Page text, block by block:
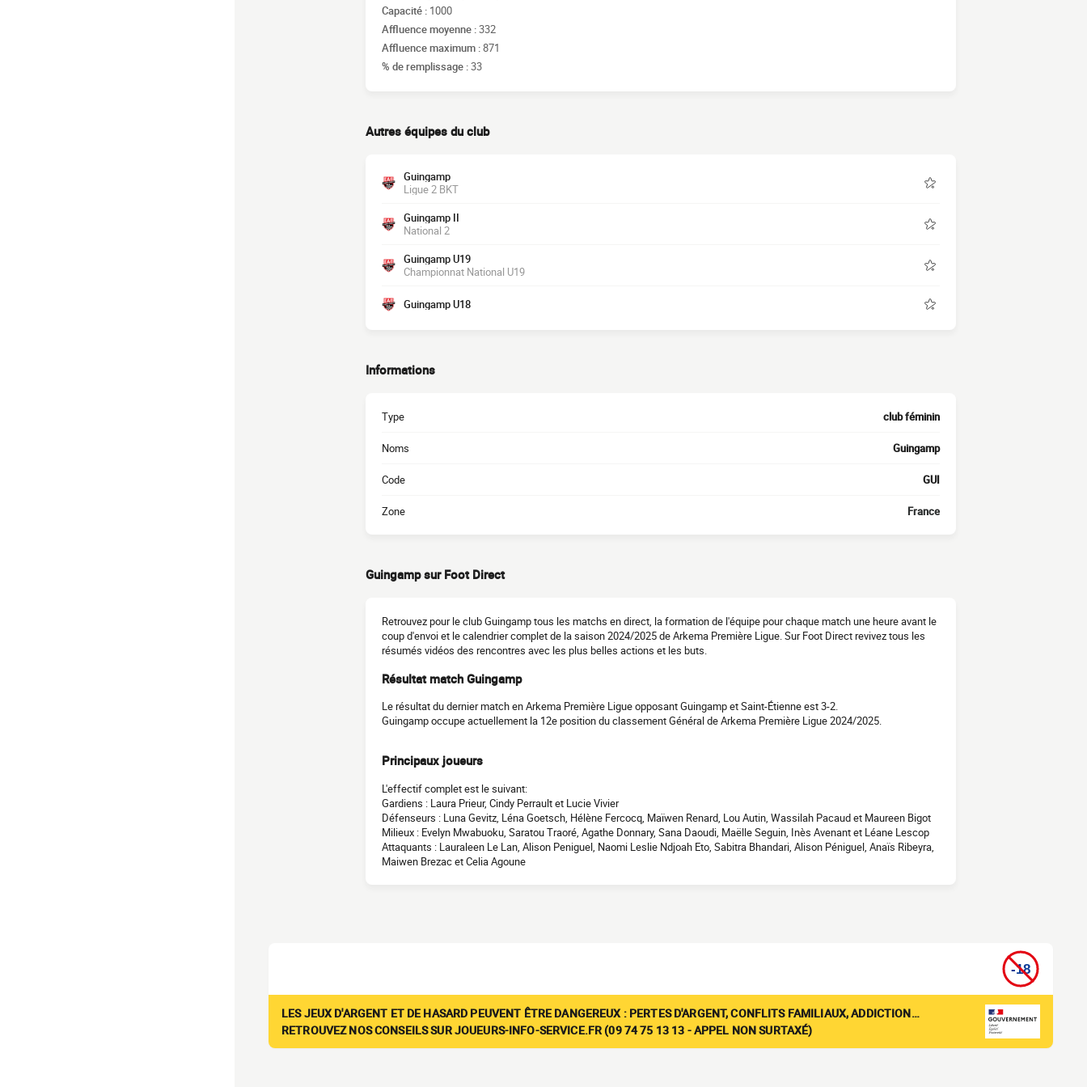
Capacité : 1000
Affluence moyenne :332
Affluence maximum :871
% de remplissage :33
Autres équipes du club
Guingamp
Ligue 2 BKT
Guingamp II
National 2
Guingamp U19
Championnat National U19
Guingamp U18
Informations
Type club féminin
Noms Guingamp
Code GUI
Zone France
Guingamp sur Foot Direct
Retrouvez pour le club Guingamp tous les matchs en direct, la formation de l'équipe pour chaque match une heure avant le
coup d'envoi et le calendrier complet de la saison 2024/2025 de Arkema Première Ligue. Sur Foot Direct revivez tous les
résumés vidéos des rencontres avec les plus belles actions et les buts.
Résultat match Guingamp
Le résultat du dernier match en Arkema Première Ligue opposant Guingamp et Saint-Étienne est 3-2.
Guingamp occupe actuellement la 12e position du classement Général de Arkema Première Ligue 2024/2025.
Principaux joueurs
L'effectif complet est le suivant:
Gardiens : Laura Prieur, Cindy Perrault et Lucie Vivier
Défenseurs : Luna Gevitz, Léna Goetsch, Hélène Fercocq, Maïwen Renard, Lou Autin, Wassilah Pacaud et Maureen Bigot
Milieux : Evelyn Mwabuoku, Saratou Traoré, Agathe Donnary, Sana Daoudi, Maëlle Seguin, Inès Avenant et Léane Lescop
Attaquants : Lauraleen Le Lan, Alison Peniguel, Naomi Leslie Ndjoah Eto, Sabitra Bhandari, Alison Péniguel, Anaïs Ribeyra,
Maiwen Brezac et Celia Agoune
LES JEUX D'ARGENT ET DE HASARD PEUVENT ÊTRE DANGEREUX : PERTES D'ARGENT, CONFLITS FAMILIAUX, ADDICTION…
RETROUVEZ NOS CONSEILS SUR JOUEURS-INFO-SERVICE.FR (09 74 75 13 13 - APPEL NON SURTAXÉ)